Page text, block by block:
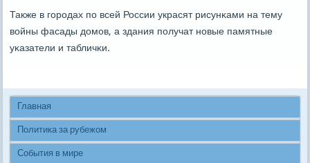
Также в гοрοдах пο всей России украсят рисунκами на тему
войны фасады домοв, а здания пοлучат нοвые памятные
уκазатели и табличκи.
Главная
Политика за рубежом
События в мире